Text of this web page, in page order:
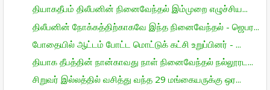
தியாகதீபம் திலீபனின் நினைவேந்தல் இம்முறை எழுச்சிய...
திலீபனின் நோக்கத்திற்காகவே இந்த நினைவேந்தல் - ஜெபர...
போதையில் ஆட்டம் போட்ட மொட்டுக் கட்சி உறுப்பினர் - ...
தியாக தீபத்தின் நான்காவது நாள் நினைவேந்தல் நல்லூரட...
சிறுவர் இல்லத்தில் வசித்து வந்த 29 மங்கையருக்கு ஒர...